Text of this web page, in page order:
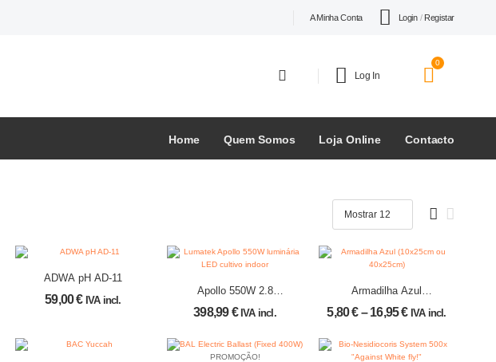
A Minha Conta Login / Registar
Log In
0
Home Quem Somos Loja Online Contacto
ADWA pH AD-11
59,00€ IVA incl.
Apollo 550W 2.8
µmol/J – Lumatek
398,99€ IVA incl.
Armadilha Azul
(10x25cm ou
40x25cm)
5,80€ – 16,95€ IVA incl.
PROMOÇÃO!